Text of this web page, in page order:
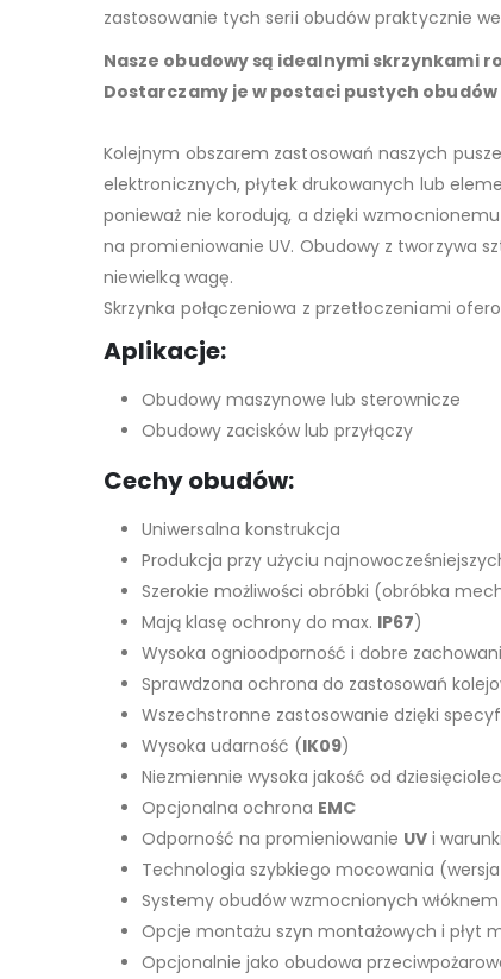
zastosowanie tych serii obudów praktycznie
Nasze obudowy są idealnymi skrzynkami
Dostarczamy je w postaci pustych
Kolejnym obszarem zastosowań naszych
elektronicznych, płytek drukowanych lub
ponieważ nie korodują, a dzięki
na promieniowanie UV. Obudowy z tworzywa
niewielką wagę.
Skrzynka połączeniowa z przetłoczeniami
Aplikacje:
Obudowy maszynowe lub sterownicze
Obudowy zacisków lub przyłączy
Cechy obudów:
Uniwersalna konstrukcja
Produkcja przy użyciu
Szerokie możliwości obróbki (obróbka
Mają klasę ochrony do max. IP67)
Wysoka ognioodporność i dobre
Sprawdzona ochrona do zastosowań
Wszechstronne zastosowanie dzięki
Wysoka udarność (IK09)
Niezmiennie wysoka jakość od
Opcjonalna ochrona EMC
Odporność na promieniowanie UV i
Technologia szybkiego mocowania (wersja
Systemy obudów wzmocnionych
Opcje montażu szyn montażowych i płyt
Opcjonalnie jako obudowa